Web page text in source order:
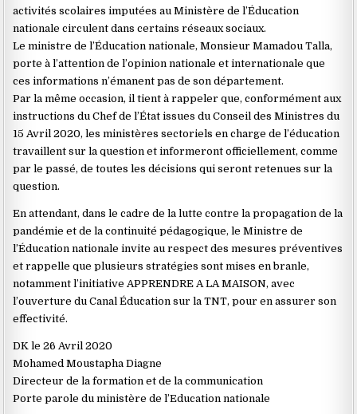
activités scolaires imputées au Ministère de l’Éducation
nationale circulent dans certains réseaux sociaux.
Le ministre de l’Éducation nationale, Monsieur Mamadou Talla,
porte à l’attention de l’opinion nationale et internationale que
ces informations n’émanent pas de son département.
Par la même occasion, il tient à rappeler que, conformément aux
instructions du Chef de l’État issues du Conseil des Ministres du
15 Avril 2020, les ministères sectoriels en charge de l’éducation
travaillent sur la question et informeront officiellement, comme
par le passé, de toutes les décisions qui seront retenues sur la
question.
En attendant, dans le cadre de la lutte contre la propagation de la
pandémie et de la continuité pédagogique, le Ministre de
l’Éducation nationale invite au respect des mesures préventives
et rappelle que plusieurs stratégies sont mises en branle,
notamment l’initiative APPRENDRE A LA MAISON, avec
l’ouverture du Canal Éducation sur la TNT, pour en assurer son
effectivité.
DK le 26 Avril 2020
Mohamed Moustapha Diagne
Directeur de la formation et de la communication
Porte parole du ministère de l’Education nationale